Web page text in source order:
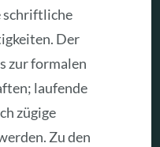
schriftliche
Der
zur formalen
laufende
zügige
Zu den